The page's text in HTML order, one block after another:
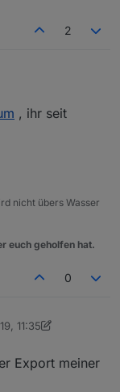
2
, ihr seit
nicht übers Wasser
euch geholfen hat.
0
11:35
Export meiner